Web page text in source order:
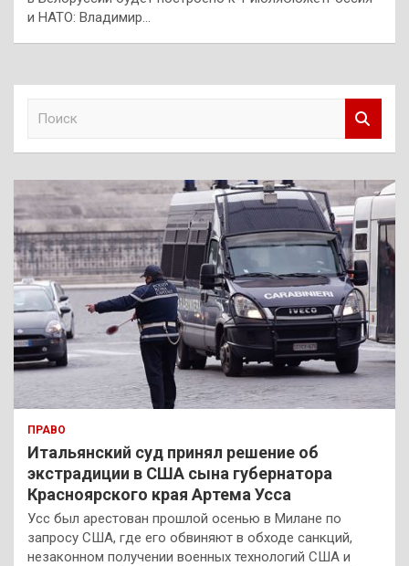
и НАТО: Владимир…
к
ПРАВО
Итальянский суд принял решение об
экстрадиции в США сына губернатора
Красноярского края Артема Усса
Усс был арестован прошлой осенью в Милане по
запросу США, где его обвиняют в обходе санкций,
незаконном получении военных технологий США и